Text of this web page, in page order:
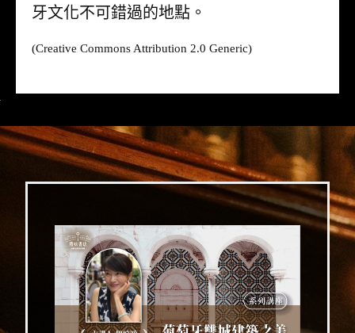
牙文化不可錯過的地點。
(Creative Commons Attribution 2.0 Generic)